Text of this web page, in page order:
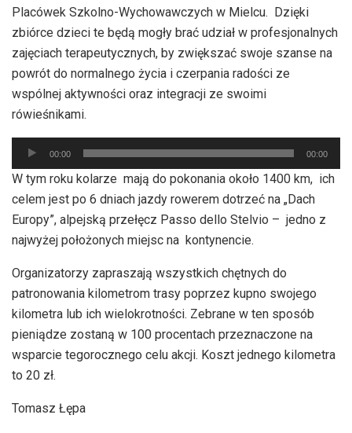
Placówek Szkolno-Wychowawczych w Mielcu. Dzięki
zbiórce dzieci te będą mogły brać udział w profesjonalnych
zajęciach terapeutycznych, by zwiększać swoje szanse na
powrót do normalnego życia i czerpania radości ze
wspólnej aktywności oraz integracji ze swoimi
rówieśnikami.
Odtwarzacz
plików
dźwiękowych
00:00 00:00
W tym roku kolarze mają do pokonania około 1400 km, ich
celem jest po 6 dniach jazdy rowerem dotrzeć na „Dach
Europy”, alpejską przełęcz Passo dello Stelvio – jedno z
najwyżej położonych miejsc na kontynencie.
Organizatorzy zapraszają wszystkich chętnych do
patronowania kilometrom trasy poprzez kupno swojego
kilometra lub ich wielokrotności. Zebrane w ten sposób
pieniądze zostaną w 100 procentach przeznaczone na
wsparcie tegorocznego celu akcji. Koszt jednego kilometra
to 20 zł.
Tomasz Łępa